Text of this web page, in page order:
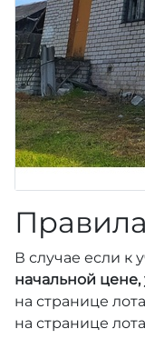
В случае если к
начальной
на странице
на странице